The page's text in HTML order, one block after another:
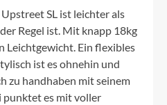
SL ist leichter als
Regel ist. Mit knapp 18kg
Leichtgewicht. Ein flexibles
ist es ohnehin und
zu handhaben mit seinem
punktet es mit voller